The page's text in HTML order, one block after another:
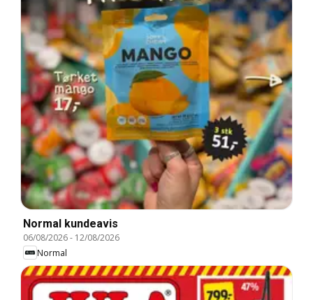
Normal kundeavis
06/08/2026- 12/08/2026
Normal